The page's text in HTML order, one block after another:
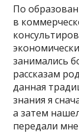
По
в
занимались
рассказам
данная
знания я
а затем
передали